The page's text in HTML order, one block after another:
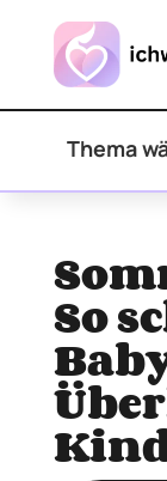
Thema
So